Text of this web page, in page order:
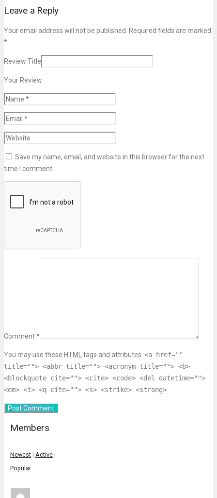
Leave a Reply
Your email address will not be published. Required fields are marked
*
Review Title
Your Review
Save my name, email, and website in this browser for the next
time I comment.
Comment *
You may use these HTML tags and attributes: <a href=""
title=""> <abbr title=""> <acronym title=""> <b>
<blockquote cite=""> <cite> <code> <del datetime="">
<em> <i> <q cite=""> <s> <strike> <strong>
Members
Newest | Active |
Popular